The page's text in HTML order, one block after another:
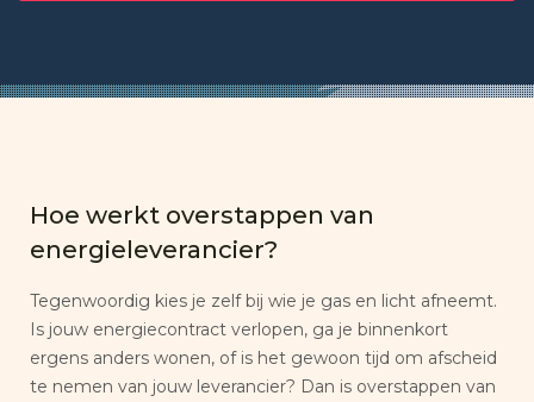
Hoe werkt overstappen van
energieleverancier?
Tegenwoordig kies je zelf bij wie je gas en licht afneemt.
Is jouw energiecontract verlopen, ga je binnenkort
ergens anders wonen, of is het gewoon tijd om afscheid
te nemen van jouw leverancier? Dan is overstappen van